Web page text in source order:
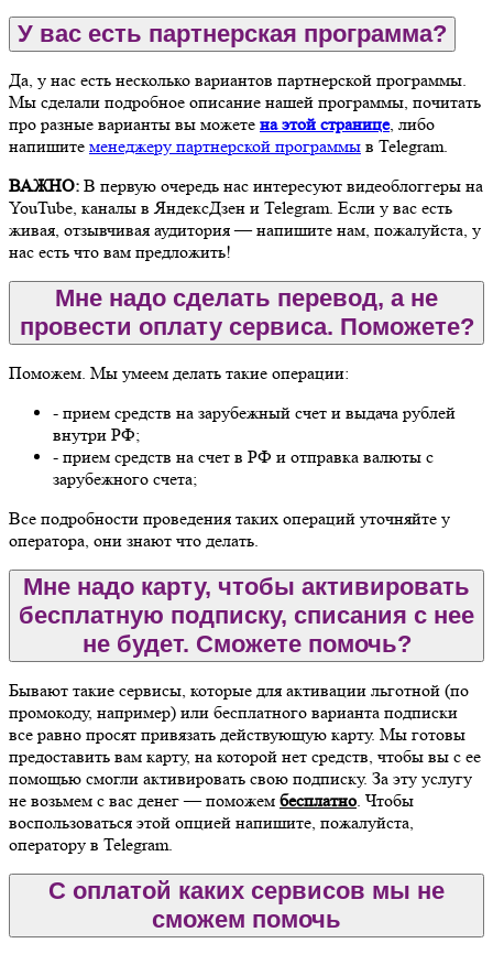
У вас есть партнерская программа?
Да, у нас есть несколько вариантов партнерской программы.
Мы сделали подробное описание нашей программы, почитать
про разные варианты вы можете на этой странице, либо
напишите менеджеру партнерской программы в Telegram.
ВАЖНО: В первую очередь нас интересуют видеоблоггеры на
YouTube, каналы в ЯндексДзен и Telegram. Если у вас есть
живая, отзывчивая аудитория — напишите нам, пожалуйста, у
нас есть что вам предложить!
Мне надо сделать перевод, а не
провести оплату сервиса. Поможете?
Поможем. Мы умеем делать такие операции:
- прием средств на зарубежный счет и выдача рублей
внутри РФ;
- прием средств на счет в РФ и отправка валюты с
зарубежного счета;
Все подробности проведения таких операций уточняйте у
оператора, они знают что делать.
Мне надо карту, чтобы активировать
бесплатную подписку, списания с нее
не будет. Сможете помочь?
Бывают такие сервисы, которые для активации льготной (по
промокоду, например) или бесплатного варианта подписки
все равно просят привязать действующую карту. Мы готовы
предоставить вам карту, на которой нет средств, чтобы вы с ее
помощью смогли активировать свою подписку. За эту услугу
не возьмем с вас денег — поможем бесплатно. Чтобы
воспользоваться этой опцией напишите, пожалуйста,
оператору в Telegram.
С оплатой каких сервисов мы не
сможем помочь